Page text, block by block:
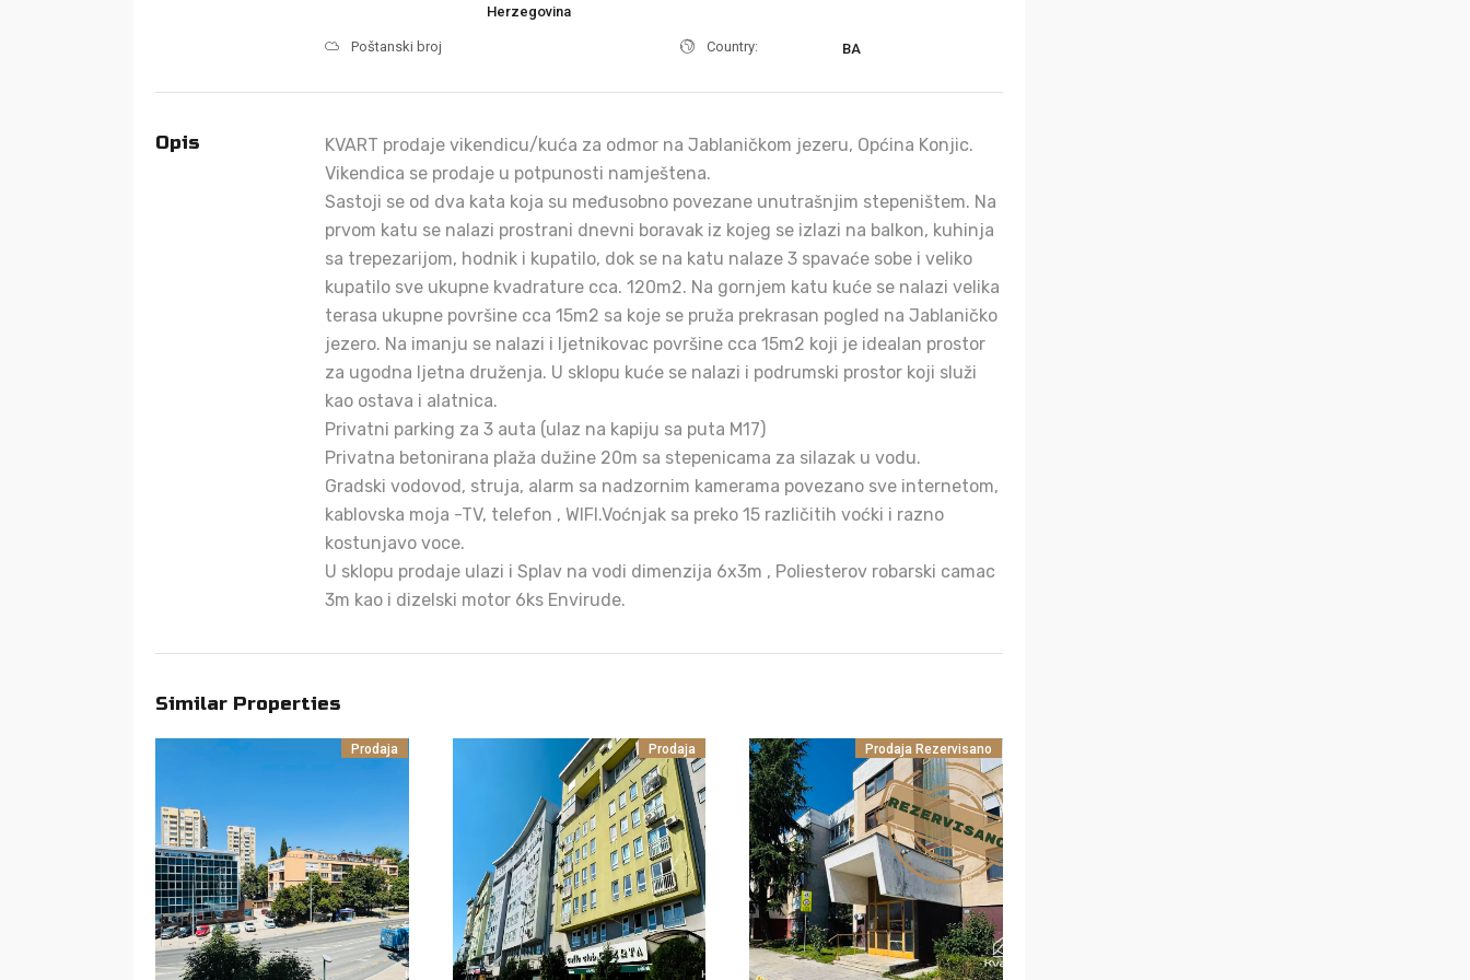
Herzegovina
Poštanski broj Country: BA
Opis
KVART prodaje vikendicu/kuća za odmor na Jablaničkom jezeru, Općina Konjic.
Vikendica se prodaje u potpunosti namještena.
Sastoji se od dva kata koja su međusobno povezane unutrašnjim stepeništem. Na
prvom katu se nalazi prostrani dnevni boravak iz kojeg se izlazi na balkon, kuhinja
sa trepezarijom, hodnik i kupatilo, dok se na katu nalaze 3 spavaće sobe i veliko
kupatilo sve ukupne kvadrature cca. 120m2. Na gornjem katu kuće se nalazi velika
terasa ukupne površine cca 15m2 sa koje se pruža prekrasan pogled na Jablaničko
jezero. Na imanju se nalazi i ljetnikovac površine cca 15m2 koji je idealan prostor
za ugodna ljetna druženja. U sklopu kuće se nalazi i podrumski prostor koji služi
kao ostava i alatnica.
Privatni parking za 3 auta (ulaz na kapiju sa puta M17)
Privatna betonirana plaža dužine 20m sa stepenicama za silazak u vodu.
Gradski vodovod, struja, alarm sa nadzornim kamerama povezano sve internetom,
kablovska moja -TV, telefon , WIFI.Voćnjak sa preko 15 različitih voćki i razno
kostunjavo voce.
U sklopu prodaje ulazi i Splav na vodi dimenzija 6x3m , Poliesterov robarski camac
3m kao i dizelski motor 6ks Envirude.
Similar Properties
Prodaja Prodaja Prodaja Rezervisano